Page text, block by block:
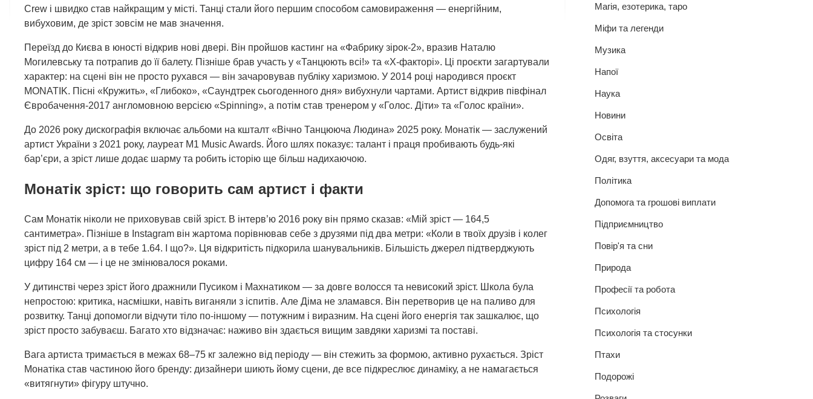
Crew і швидко став найкращим у місті. Танці стали його першим способом самовираження — енергійним,
вибуховим, де зріст зовсім не мав значення.
Переїзд до Києва в юності відкрив нові двері. Він пройшов кастинг на «Фабрику зірок-2», вразив Наталю
Могилевську та потрапив до її балету. Пізніше брав участь у «Танцюють всі!» та «Х-факторі». Ці проєкти загартували
характер: на сцені він не просто рухався — він зачаровував публіку харизмою. У 2014 році народився проєкт
MONATIK. Пісні «Кружить», «Глибоко», «Саундтрек сьогоденного дня» вибухнули чартами. Артист відкрив півфінал
Євробачення-2017 англомовною версією «Spinning», а потім став тренером у «Голос. Діти» та «Голос країни».
До 2026 року дискографія включає альбоми на кшталт «Вічно Танцююча Людина» 2025 року. Монатік — заслужений
артист України з 2021 року, лауреат M1 Music Awards. Його шлях показує: талант і праця пробивають будь-які
бар’єри, а зріст лише додає шарму та робить історію ще більш надихаючою.
Монатік зріст: що говорить сам артист і факти
Сам Монатік ніколи не приховував свій зріст. В інтерв’ю 2016 року він прямо сказав: «Мій зріст — 164,5
сантиметра». Пізніше в Instagram він жартома порівнював себе з друзями під два метри: «Коли в твоїх друзів і колег
зріст під 2 метри, а в тебе 1.64. І що?». Ця відкритість підкорила шанувальників. Більшість джерел підтверджують
цифру 164 см — і це не змінювалося роками.
У дитинстві через зріст його дражнили Пусиком і Махнатиком — за довге волосся та невисокий зріст. Школа була
непростою: критика, насмішки, навіть виганяли з іспитів. Але Діма не зламався. Він перетворив це на паливо для
розвитку. Танці допомогли відчути тіло по-іншому — потужним і виразним. На сцені його енергія так зашкалює, що
зріст просто забуваєш. Багато хто відзначає: наживо він здається вищим завдяки харизмі та поставі.
Вага артиста тримається в межах 68–75 кг залежно від періоду — він стежить за формою, активно рухається. Зріст
Монатіка став частиною його бренду: дизайнери шиють йому сцени, де все підкреслює динаміку, а не намагається
«витягнути» фігуру штучно.
Магія, езотерика, таро
Міфи та легенди
Музика
Напої
Наука
Новини
Освіта
Одяг, взуття, аксесуари та мода
Політика
Допомога та грошові виплати
Підприємництво
Повір'я та сни
Природа
Професії та робота
Психологія
Психологія та стосунки
Птахи
Подорожі